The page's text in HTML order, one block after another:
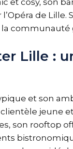
de
communauté
Lille :
et son
jeune
son rooftop